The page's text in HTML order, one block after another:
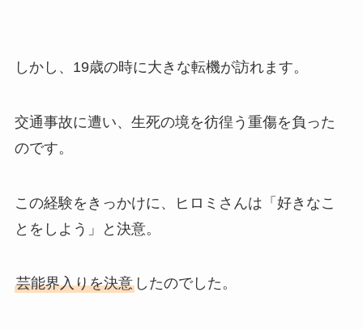
しかし、19歳の時に大きな転機が訪れます。
交通事故に遭い、生死の境を彷徨う重傷を負った
のです。
この経験をきっかけに、ヒロミさんは「好きなこ
とをしよう」と決意。
芸能界入りを決意したのでした。